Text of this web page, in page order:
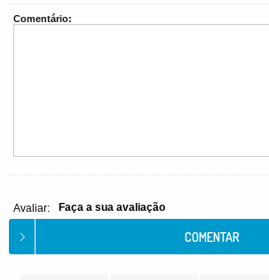
Comentário:
Avaliar: Faça a sua avaliação